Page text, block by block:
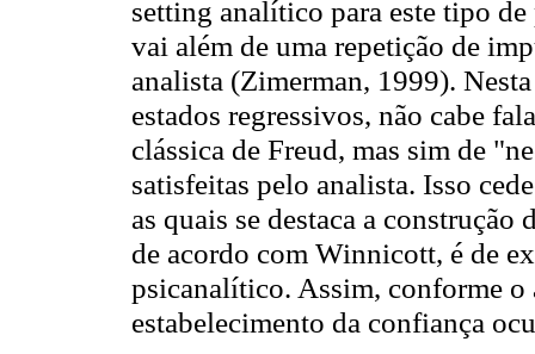
setting analítico para este tipo de
vai além de uma repetição de
analista (Zimerman, 1999).
estados regressivos, não cabe
clássica de Freud, mas sim de
satisfeitas pelo analista. Isso
as quais se destaca a construção
de acordo com Winnicott, é de
psicanalítico. Assim, conforme
estabelecimento da confiança